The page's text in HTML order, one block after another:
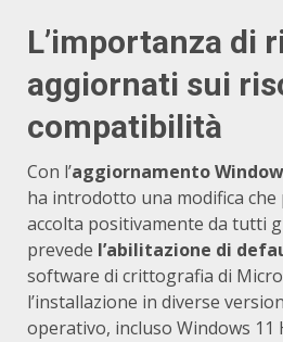
L’importanza di
aggiornati sui
compatibilità
Con l’aggiornamento
ha introdotto una modifica
accolta positivamente da tutti
prevede l’abilitazione di
software di crittografia di
l’installazione in diverse
operativo, incluso Windows 11